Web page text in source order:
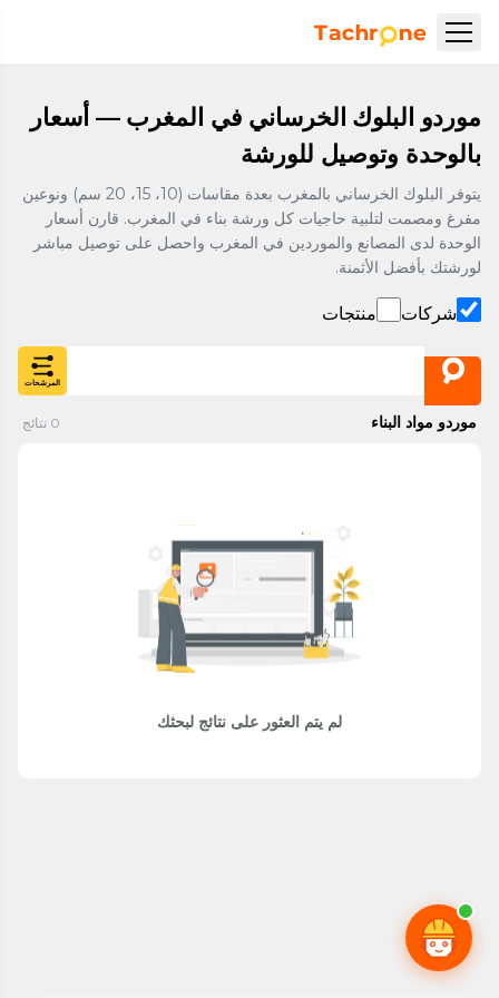
موردو البلوك الخرساني في المغرب — أسعار
بالوحدة وتوصيل للورشة
يتوفر البلوك الخرساني بالمغرب بعدة مقاسات (10، 15، 20 سم) ونوعين
مفرغ ومصمت لتلبية حاجيات كل ورشة بناء في المغرب. قارن أسعار
الوحدة لدى المصانع والموردين في المغرب واحصل على توصيل مباشر
لورشتك بأفضل الأثمنة.
شركات منتجات
المرشحات
موردو مواد البناء 0 نتائج
لم يتم العثور على نتائج لبحثك